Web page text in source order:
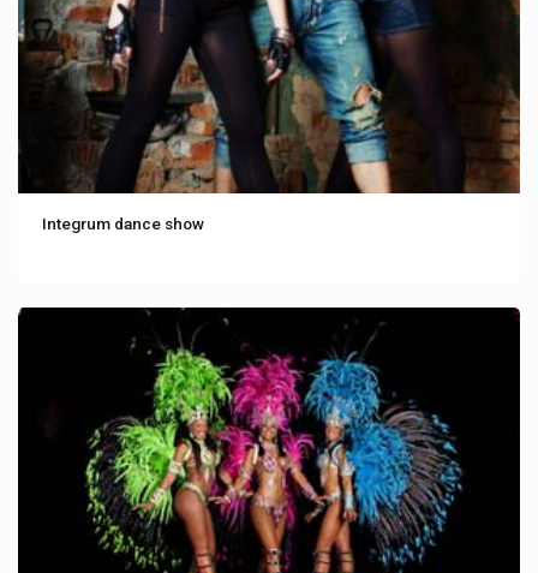
Integrum dance show